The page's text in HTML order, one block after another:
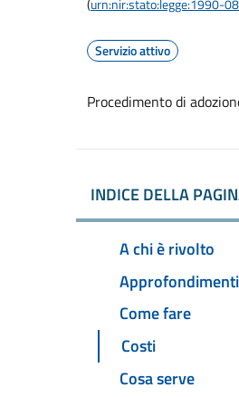
(urn:nir:stato:legge:1990-
Servizio attivo
Procedimento di
INDICE DELLA
A chi è rivolto
Approfondimenti
Come fare
Costi
Cosa serve